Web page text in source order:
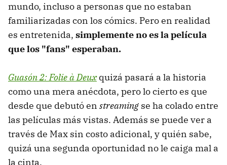
mundo, incluso a personas que no estaban
familiarizadas con los cómics. Pero en realidad
es entretenida, simplemente no es la película
que los "fans" esperaban.
Guasón 2: Folie à Deux quizá pasará a la historia
como una mera anécdota, pero lo cierto es que
desde que debutó en streaming se ha colado entre
las películas más vistas. Además se puede ver a
través de Max sin costo adicional, y quién sabe,
quizá una segunda oportunidad no le caiga mal a
la cinta.